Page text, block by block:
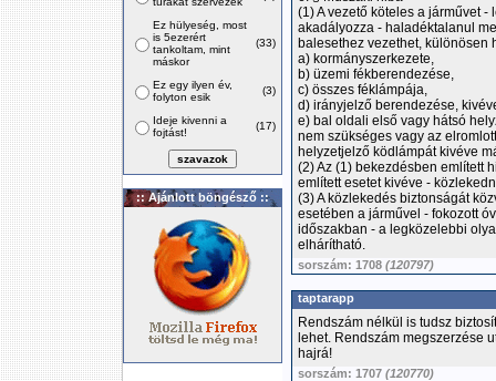
Ez hülyeség, most
is 5ezerért
tankoltam, mint
máskor
(33)
Ez egy ilyen év,
folyton esik
(3)
Ideje kivenni a
fojtást!
(17)
:: Ajánlott böngésző ::
(1) A vezető köteles a járművet
akadályozza - haladéktalanul
balesethez vezethet, különösen
a) kormányszerkezete,
b) üzemi fékberendezése,
c) összes féklámpája,
d) irányjelző berendezése,
e) bal oldali első vagy hátsó
nem szükséges vagy az
helyzetjelző ködlámpát kivéve
(2) Az (1) bekezdésben említett
említett esetet kivéve -
(3) A közlekedés biztonságát
esetében a járművel - fokozott
időszakban - a legközelebbi
elhárítható.
sorszám: 1708 (120797)
taptarapp
Rendszám nélkül is tudsz
lehet. Rendszám megszerzése
hajrá!
sorszám: 1707 (120770)